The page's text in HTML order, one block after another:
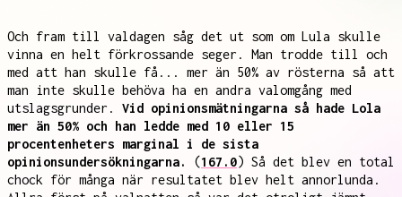
Och fram till valdagen såg det ut som om Lula skulle
vinna en helt förkrossande seger. Man trodde till och
med att han skulle få... mer än 50% av rösterna så att
man inte skulle behöva ha en andra valomgång med
utslagsgrunder. Vid opinionsmätningarna så hade Lola
mer än 50% och han ledde med 10 eller 15
procentenheters marginal i de sista
opinionsundersökningarna.
(167.0) Så det blev en total
chock för många när resultatet blev helt annorlunda.